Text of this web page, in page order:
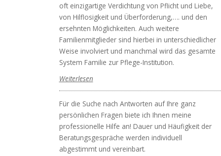
oft einzigartige Verdichtung von Pflicht und Liebe,
von Hilflosigkeit und Überforderung,…. und den
ersehnten Möglichkeiten. Auch weitere
Familienmitglieder sind hierbei in unterschiedlicher
Weise involviert und manchmal wird das gesamte
System Familie zur Pflege-Institution.
Weiterlesen
Für die Suche nach Antworten auf Ihre ganz
persönlichen Fragen biete ich Ihnen meine
professionelle Hilfe an! Dauer und Häufigkeit der
Beratungsgespräche werden individuell
abgestimmt und vereinbart.